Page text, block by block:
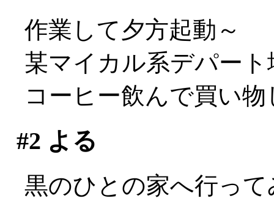
作業して夕方起動～
某マイカル系デパー
コーヒー飲んで買い
#2 よる
黒のひとの家へ行って